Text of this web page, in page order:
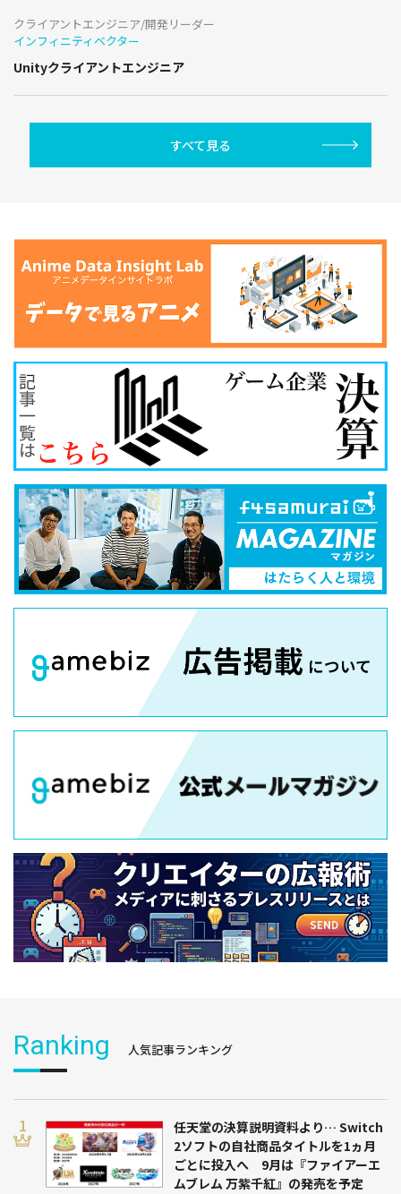
クライアントエンジニア/開発リーダー
インフィニティベクター
Unityクライアントエンジニア
すべて見る
Ranking 人気記事ランキング
任天堂の決算説明資料より… Switch
2ソフトの自社商品タイトルを1ヵ月
ごとに投入へ 9月は『ファイアーエ
ムブレム 万紫千紅』の発売を予定